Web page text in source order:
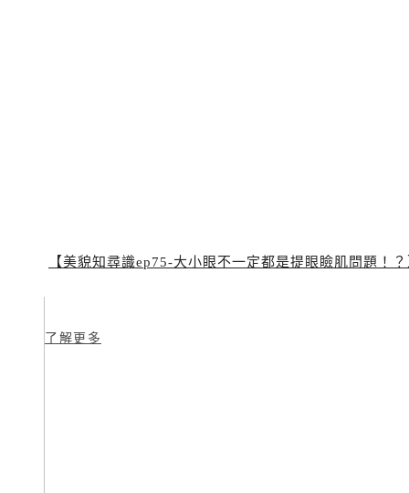
【美貌知尋識ep75-大小眼不一定都是提眼瞼肌問題！
了解更多